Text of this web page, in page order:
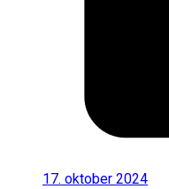
17. oktober 2024